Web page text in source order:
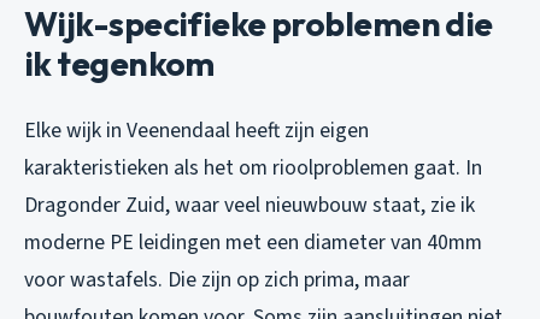
Wijk-specifieke problemen die
ik tegenkom
Elke wijk in Veenendaal heeft zijn eigen
karakteristieken als het om rioolproblemen gaat. In
Dragonder Zuid, waar veel nieuwbouw staat, zie ik
moderne PE leidingen met een diameter van 40mm
voor wastafels. Die zijn op zich prima, maar